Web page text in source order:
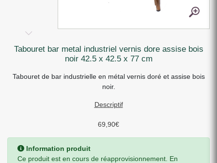
tabouret bar metal industriel vernis dore assise bois
noir 42.5 x 42.5 x 77 cm
Tabouret de bar industrielle en métal vernis doré et assise bois
noir.
Descriptif
69,90€
Information produit
Ce produit est en cours de réapprovisionnement. En